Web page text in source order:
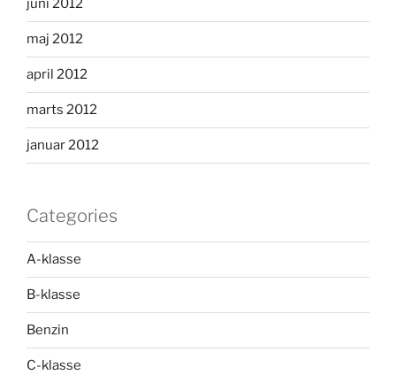
juni 2012
maj 2012
april 2012
marts 2012
januar 2012
Categories
A-klasse
B-klasse
Benzin
C-klasse